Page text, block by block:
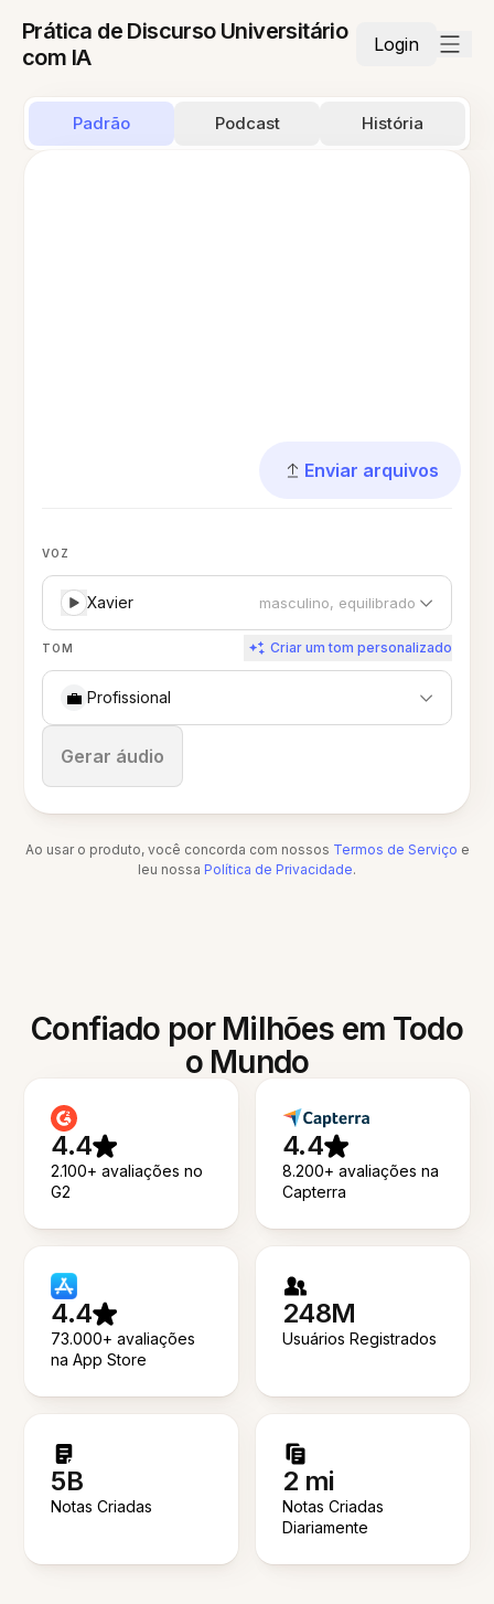
Prática de Discurso Universitário
com IA
Login
Padrão Podcast História
Enviar arquivos
VOZ
Xavier masculino, equilibrado
TOM Criar um tom personalizado
💼 Profissional
Gerar áudio
Parar
Ao usar o produto, você concorda com nossos Termos de Serviço e
leu nossa Política de Privacidade.
Confiado por Milhões em Todo
o Mundo
4.4
2.100+ avaliações no
G2
4.4
8.200+ avaliações na
Capterra
4.4
73.000+ avaliações
na App Store
248M
Usuários Registrados
5B
Notas Criadas
2 mi
Notas Criadas
Diariamente